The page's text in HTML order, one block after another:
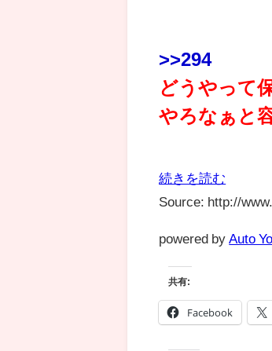
>>294
どうやって
やろなぁと
続きを読む
Source: http://
powered by Auto
共有:
Facebook